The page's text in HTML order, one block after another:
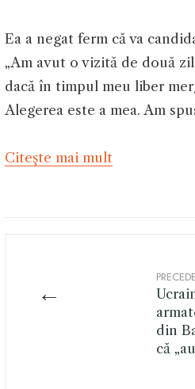
Ea a negat ferm că va
„Am avut o vizită de două
dacă în timpul meu liber
Alegerea este a mea. Am
Citeşte mai mult
←
din
că